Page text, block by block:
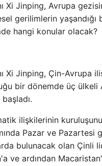
Xi Jinping, Avrupa
gerilimlerin yaşandığı
hangi konular olacak?
Xi Jinping, Çin-Avrupa
bir dönemde üç ülkeli
ilişkilerinin
Pazar ve Pazartesi
bulunacak olan Çinli
ve ardından